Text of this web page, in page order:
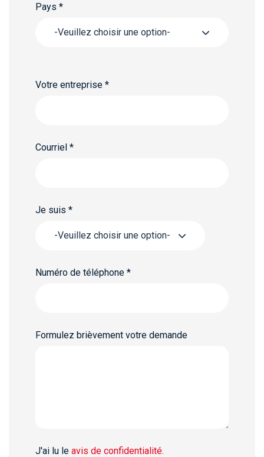
Pays *
-Veuillez choisir une option-
Votre entreprise *
Courriel *
Je suis *
-Veuillez choisir une option-
Numéro de téléphone *
Formulez brièvement votre demande
J'ai lu le avis de confidentialité.